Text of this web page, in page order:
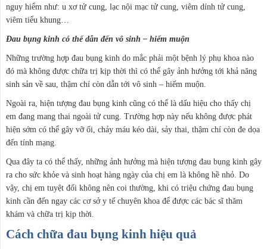
nguy hiểm như: u xơ tử cung, lạc nội mạc tử cung, viêm dính tử cung,
viêm tiểu khung…
Đau bụng kinh có thể dẫn đến vô sinh – hiếm muộn
Những trường hợp đau bụng kinh do mắc phải một bệnh lý phụ khoa nào
đó mà không được chữa trị kịp thời thì có thể gây ảnh hưởng tới khả năng
sinh sản về sau, thậm chí còn dẫn tới vô sinh – hiếm muộn.
Ngoài ra, hiện tượng đau bụng kinh cũng có thể là dấu hiệu cho thấy chị
em đang mang thai ngoài tử cung. Trường hợp này nếu không được phát
hiện sớm có thể gây vỡ ối, chảy máu kéo dài, sảy thai, thậm chí còn đe dọa
đến tính mạng.
Qua đây ta có thể thấy, những ảnh hưởng mà hiện tượng đau bụng kinh gây
ra cho sức khỏe và sinh hoạt hàng ngày của chị em là không hề nhỏ. Do
vậy, chị em tuyệt đối không nên coi thường, khi có triệu chứng đau bụng
kinh cần đến ngay các cơ sở y tế chuyên khoa để được các bác sĩ thăm
khám và chữa trị kịp thời.
Cách chữa đau bụng kinh hiệu quả